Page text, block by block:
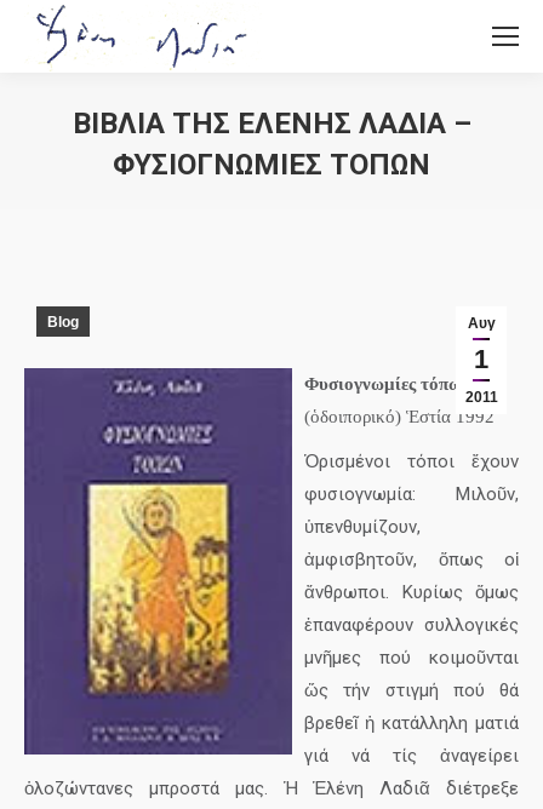
ΒΙΒΛΙΑ ΤΗΣ ΕΛΕΝΗΣ ΛΑΔΙΑ –
ΦΥΣΙΟΓΝΩΜΙΕΣ ΤΟΠΩΝ
Αυγ
1
2011
Blog
Φυσιογνωμίες τόπων
(ὁδοιπορικό) Ἑστία 1992
Ὁρισμένοι τόποι ἔχουν
φυσιογνωμία: Μιλοῦν,
ὑπενθυμίζουν,
ἀμφισβητοῦν, ὅπως οἱ
ἄνθρωποι. Κυρίως ὅμως
ἐπαναφέρουν συλλογικές
μνῆμες πού κοιμοῦνται
ὥς τήν στιγμή πού θά
βρεθεῖ ἡ κατάλληλη ματιά
γιά νά τίς ἀναγείρει
ὁλοζώντανες μπροστά μας. Ἡ Ἑλένη Λαδιᾶ διέτρεξε